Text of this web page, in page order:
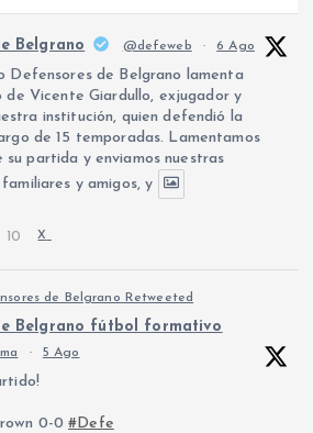
Belgrano @defeweb · 6 Ago
Defensores de Belgrano lamenta
de Vicente Giardullo, exjugador y
institución, quien defendió la
de 15 temporadas. Lamentamos
su partida y enviamos nuestras
y amigos, y
10 X
de Belgrano Retweeted
Belgrano fútbol formativo
· 5 Ago
0-0#Defe